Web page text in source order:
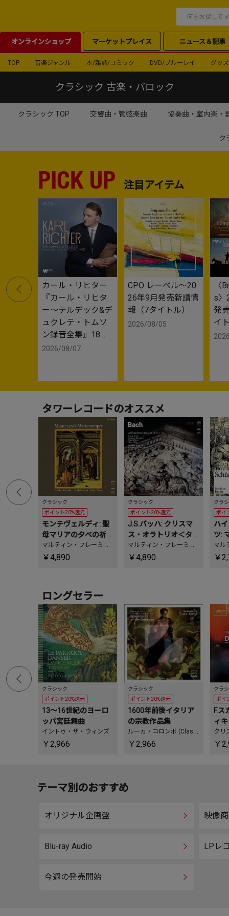
オンラインショップ マーケットプレイス ニュース＆記事
TOP 音楽ジャンル 本/雑誌/コミック DVD/ブルーレイ グッズ
クラシック 古楽・バロック
クラシック TOP 交響曲・管弦楽曲 協奏曲・室内楽・
ク
PICK UP 注目アイテム
カール・リヒター
『カール・リヒタ
ー～テルデック&デ
ュクレテ・トムソ
ン録音全集』18枚
組 2026年10月9日
2026/08/07
CPO レーベル～20
26年9月発売新譜情
報（7タイトル）
2026/08/05
〈
s〉
発
イ
タワーレコードのオススメ
クラシック
ポイント20%還元
モンテヴェルディ: 聖
母マリアの夕べの祈
り＜タワーレコード
限定＞
マルティン・フレーミヒ
、 ライプツィヒ・カー
ル・マルクス大学楽器博
架合唱団
￥4,890
クラシック
ポイント20%還元
J.S.バッハ: クリスマ
ス・オラトリオ＜タ
ワーレコード限定＞
マルティン・フレーミヒ
、 ドレスデン・フィルハ
ーモニー管弦楽団
￥4,890
クラ
ポイ
ハ
ツ:
ワ
マル
、
￥
ロングセラー
クラシック
ポイント20%還元
13～16世紀のヨーロ
ッパ宮廷舞曲
イントゥ・ザ・ウィンズ
￥2,966
クラシック
ポイント20%還元
1600年前後イタリア
の宗教作品集
ルーカ・コロンボ (Classi
cal)、アンサンブル・ビ
スカントーレス
￥2,966
クラ
ポイ
F.ス
ィ
ス&
クリ
ス、
￥
テーマ別のおすすめ
オリジナル企画盤 映像
Blu-ray Audio LPレ
今週の発売開始